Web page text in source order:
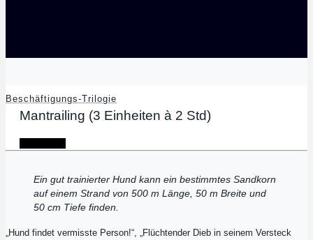
Beschäftigungs-Trilogie
Mantrailing (3 Einheiten à 2 Std)
Ein gut trainierter Hund kann ein bestimmtes Sandkorn
auf einem Strand von 500 m Länge, 50 m Breite und
50 cm Tiefe finden.
„Hund findet vermisste Person!“, „Flüchtender Dieb in seinem Versteck